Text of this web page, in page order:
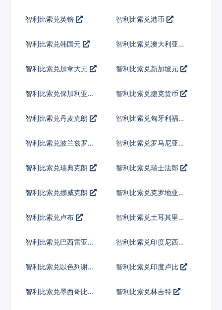
智利比索兑英镑 智利比索兑港币
智利比索兑韩国元 智利比索兑澳大利亚元
智利比索兑加拿大元 智利比索兑新加坡元
智利比索兑保加利亚列
智利比索兑捷克货币
智利比索兑丹麦克朗 智利比索兑匈牙利福林
智利比索兑波兰兹罗提
智利比索兑罗马尼亚新
智利比索兑瑞典克朗 智利比索兑瑞士法郎
智利比索兑挪威克朗
智利比索兑克罗地亚库
智利比索兑卢布 智利比索兑土耳其里拉
智利比索兑巴西雷亚尔
智利比索兑印度尼西亚
智利比索兑以色列谢克
智利比索兑印度卢比
智利比索兑墨西哥比索 智利比索兑林吉特